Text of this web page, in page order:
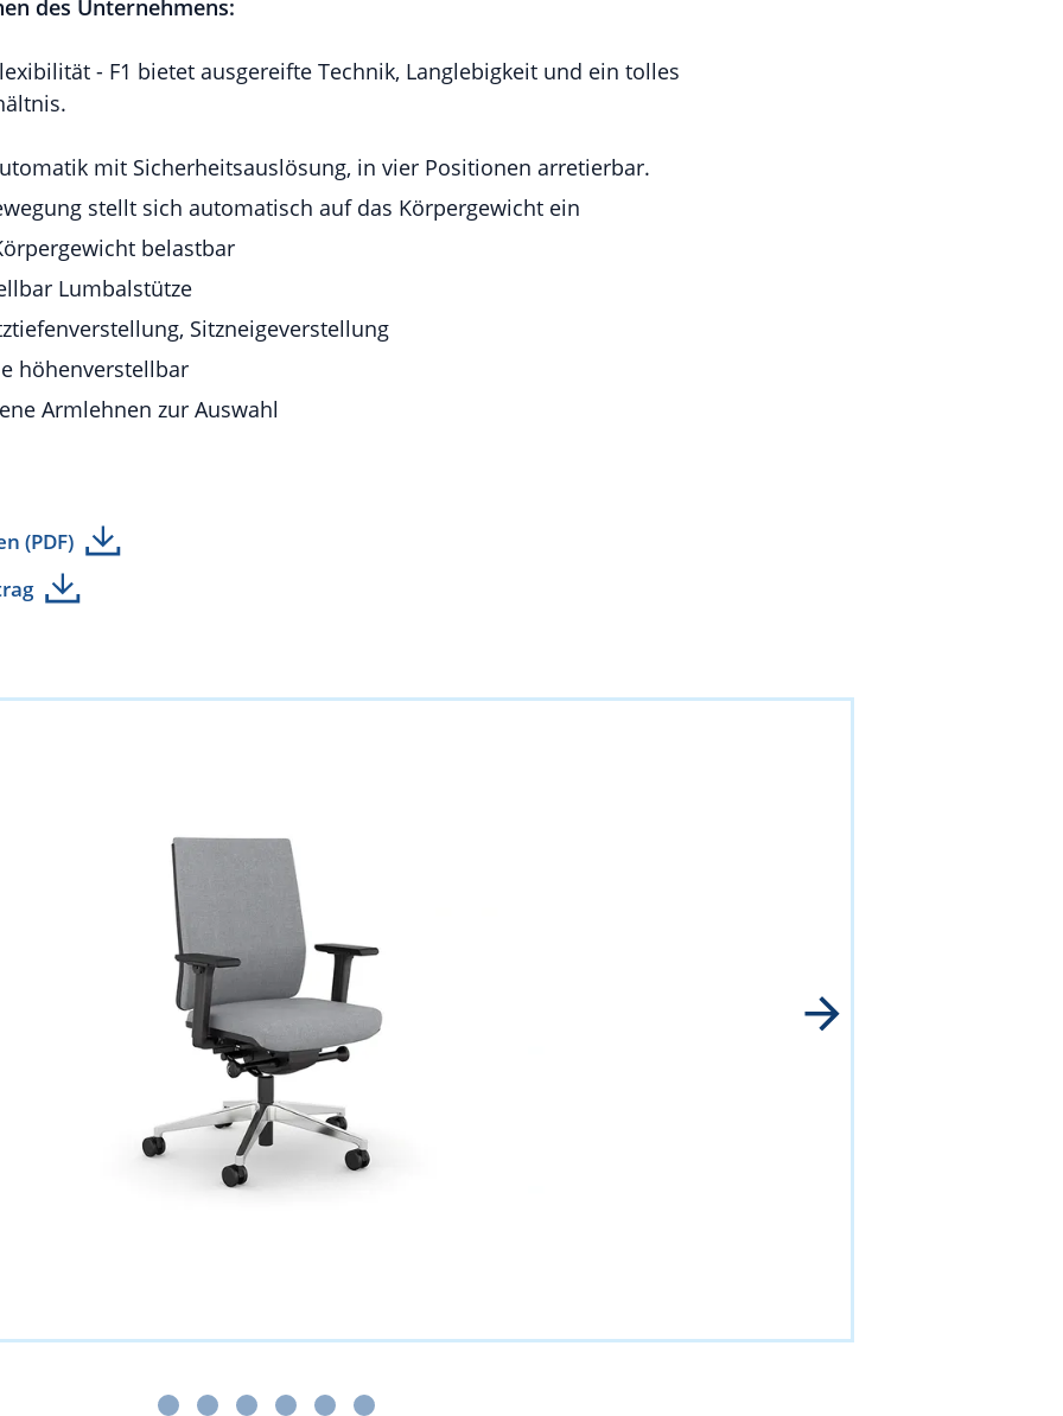
des Unternehmens:
- F1 bietet ausgereifte Technik, Langlebigkeit und ein tolles
mit Sicherheitsauslösung, in vier Positionen arretierbar.
stellt sich automatisch auf das Körpergewicht ein
belastbar
Lumbalstütze
Sitzneigeverstellung
höhenverstellbar
Armlehnen zur Auswahl
(PDF)